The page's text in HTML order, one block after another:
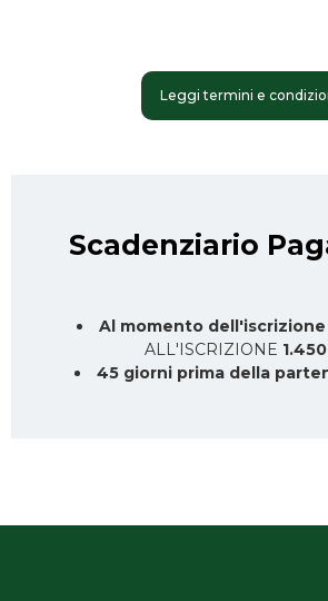
Leggi termini e
Scadenziario
Al momento dell'iscrizione
ALL'ISCRIZIONE
45 giorni prima della